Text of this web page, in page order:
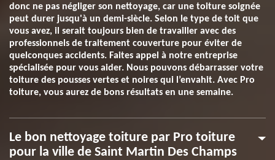
donc ne pas négliger son nettoyage, car une toiture soignée
peut durer jusqu'à un demi-siècle. Selon le type de toit que
vous avez, il serait toujours bien de travailler avec des
professionnels de traitement couverture pour éviter de
quelconques accidents. Faites appel à notre entreprise
spécialisée pour vous aider. Nous pouvons débarrasser votre
toiture des pousses vertes et noires qui l’envahit. Avec Pro
toiture, vous aurez de bons résultats en une semaine.
Le bon nettoyage toiture par Pro toiture
pour la ville de Saint Martin Des Champs